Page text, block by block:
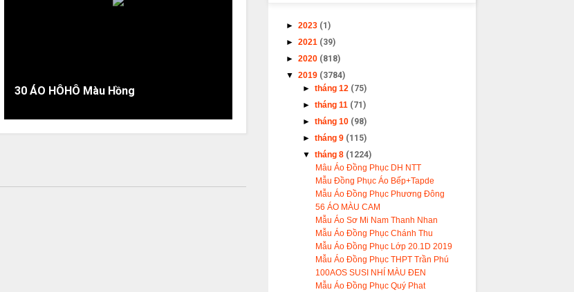
30 ÁO HÔHÔ Màu Hồng
► 2023 (1)
► 2021 (39)
► 2020 (818)
▼ 2019 (3784)
► tháng 12 (75)
► tháng 11 (71)
► tháng 10 (98)
► tháng 9 (115)
▼ tháng 8 (1224)
Mâu Áo Đồng Phục DH NTT
Mẫu Đồng Phục Áo Bếp+Tapde
Mẫu Áo Đồng Phục Phương Đông
56 ÁO MÀU CAM
Mẫu Áo Sơ Mi Nam Thanh Nhan
Mẫu Áo Đồng Phục Chánh Thu
Mẫu Áo Đồng Phục Lớp 20.1D 2019
Mẫu Áo Đồng Phục THPT Trần Phú
100AOS SUSI NHÍ MÀU ĐEN
Mẫu Áo Đồng Phục Quý Phat